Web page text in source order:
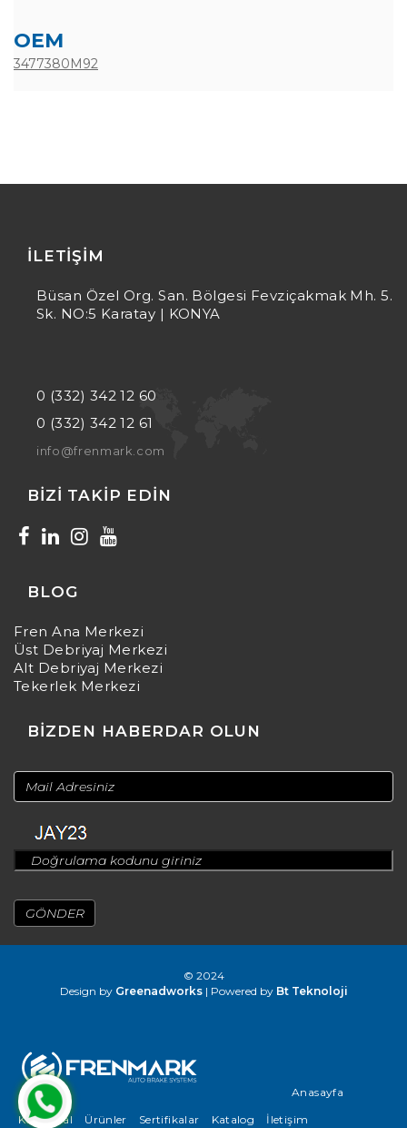
OEM
3477380M92
İLETIŞIM
Büsan Özel Org. San. Bölgesi Fevziçakmak Mh. 5.
Sk. NO:5 Karatay | KONYA
0 (332) 342 12 60
0 (332) 342 12 61
info@frenmark.com
BIZI TAKIP EDIN
BLOG
Fren Ana Merkezi
Üst Debriyaj Merkezi
Alt Debriyaj Merkezi
Tekerlek Merkezi
BİZDEN HABERDAR OLUN
© 2024
Design by Greenadworks| Powered by Bt Teknoloji
Anasayfa
Kurumsal
Ürünler Sertifikalar Katalog İletişim